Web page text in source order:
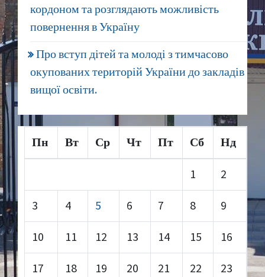
кордоном та розглядають можливість
повернення в Україну
Про вступ дітей та молоді з тимчасово
окупованих територій України до закладів
вищої освіти.
Пн Вт Ср Чт Пт Сб Нд
1 2
3 4 5 6 7 8 9
10 11 12 13 14 15 16
17 18 19 20 21 22 23